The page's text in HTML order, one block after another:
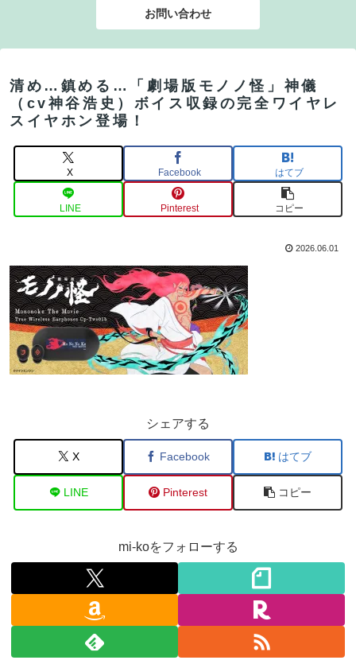
お問い合わせ
清め…鎮める…「劇場版モノノ怪」神儀
（cv神谷浩史）ボイス収録の完全ワイヤレ
スイヤホン登場！
X Facebook はてブ
LINE Pinterest コピー
2026.06.01
シェアする
X Facebook はてブ
LINE Pinterest コピー
mi-koをフォローする